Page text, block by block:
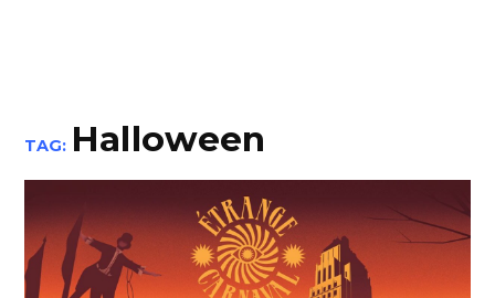
TAG: Halloween